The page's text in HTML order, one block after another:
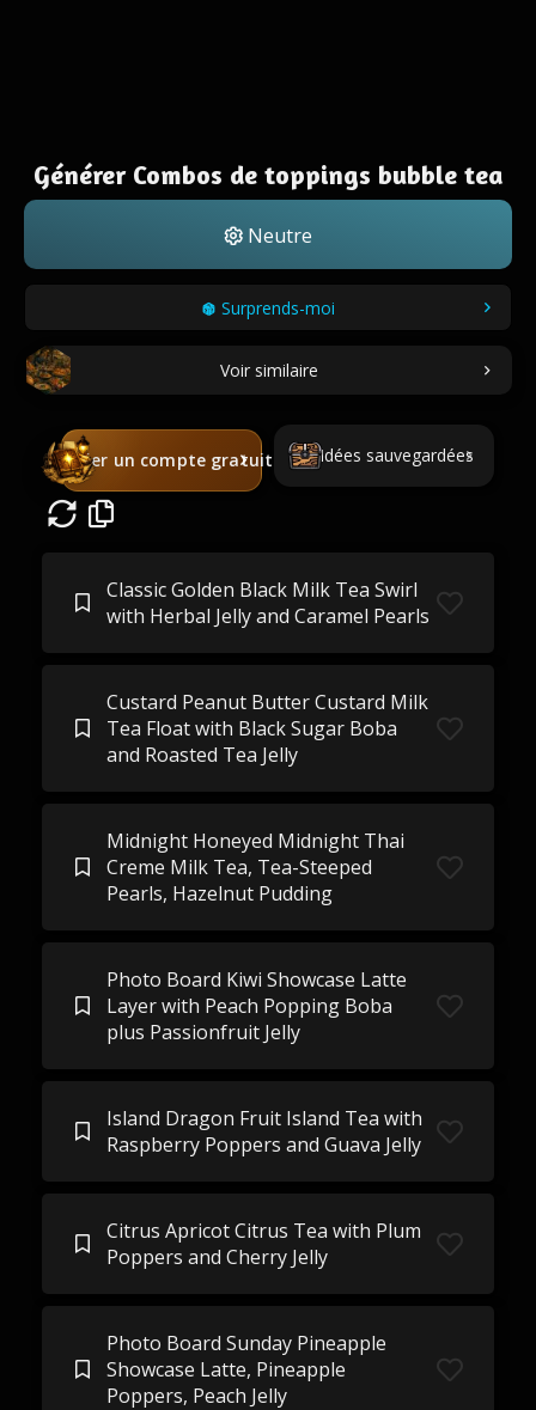
Générer Combos de toppings bubble tea
Neutre
Surprends-moi
Voir similaire
Créer un compte gratuit Idées sauvegardées
Classic Golden Black Milk Tea Swirl
with Herbal Jelly and Caramel Pearls
Custard Peanut Butter Custard Milk
Tea Float with Black Sugar Boba
and Roasted Tea Jelly
Midnight Honeyed Midnight Thai
Creme Milk Tea, Tea-Steeped
Pearls, Hazelnut Pudding
Photo Board Kiwi Showcase Latte
Layer with Peach Popping Boba
plus Passionfruit Jelly
Island Dragon Fruit Island Tea with
Raspberry Poppers and Guava Jelly
Citrus Apricot Citrus Tea with Plum
Poppers and Cherry Jelly
Photo Board Sunday Pineapple
Showcase Latte, Pineapple
Poppers, Peach Jelly